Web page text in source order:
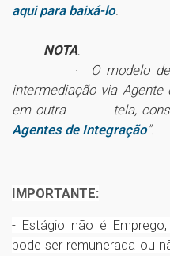
aqui para baixá-lo.
NOTA:
· O modelo
intermediação via
em outra
tela,
Agentes de Integração".
IMPORTANTE:
- Estágio não é
pode ser remunerada ou